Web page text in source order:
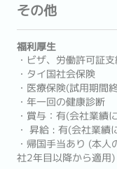
その他
福利厚生
・ビザ、労働許可証
・タイ国社会保険
・医療保険(試用期間
・年一回の健康診断
・賞与：有(会社業
・ 昇給 : 有(会社業績
・帰国手当あり (本
社2年目以降から適用)